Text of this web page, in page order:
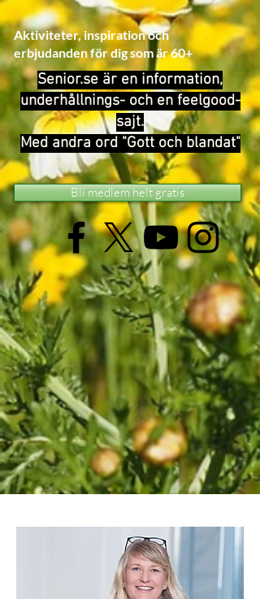
Aktiviteter, inspiration och
erbjudanden för dig som är 60+
Senior.se är en information,
underhållnings- och en feelgood-
sajt.
Med andra ord "Gott och blandat"
Bli medlem helt gratis